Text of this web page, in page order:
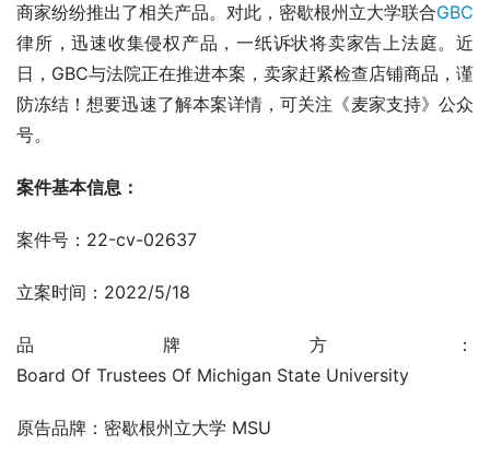
商家纷纷推出了相关产品。对此，密歇根州立大学联合GBC
律所，迅速收集侵权产品，一纸诉状将卖家告上法庭。近
日，GBC与法院正在推进本案，卖家赶紧检查店铺商品，谨
防冻结！想要迅速了解本案详情，可关注《麦家支持》公众
号。
案件基本信息：
案件号：22-cv-02637
立案时间：2022/5/18
品牌方：
Board Of Trustees Of Michigan State University
原告品牌：密歇根州立大学 MSU